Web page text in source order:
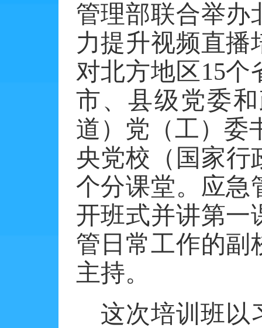
管理部联合举办
力提升视频直播
对北方地区 15个
市、县级党委
道）党（工）委
央党校（国家行
个分课堂。应急
开班式并讲第一
管日常工作的副
主持。
这次培训班以